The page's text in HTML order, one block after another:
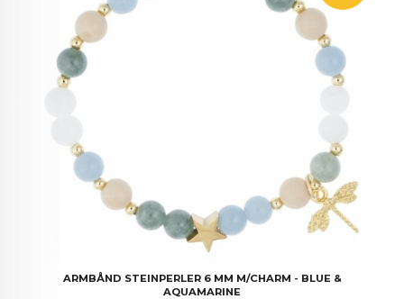
ARMBÅND STEINPERLER 6 MM M/CHARM - BLUE &
AQUAMARINE